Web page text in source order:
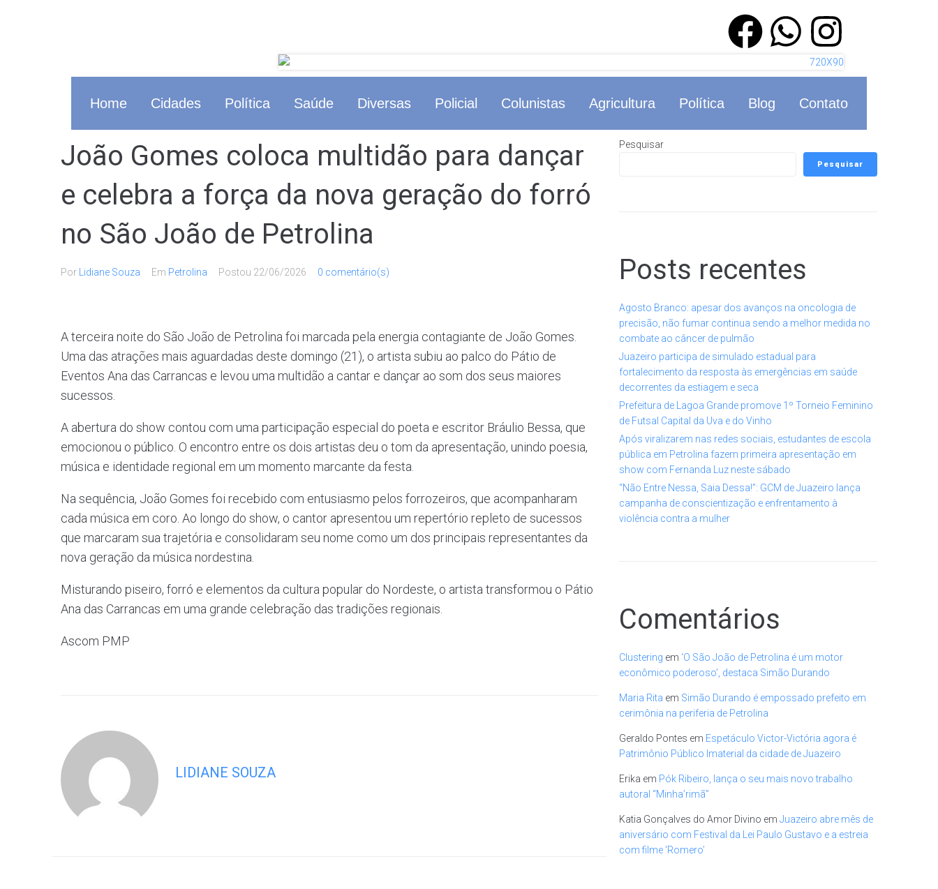
Home Cidades Política Saúde Diversas Policial Colunistas Agricultura Política Blog Contato
João Gomes coloca multidão para dançar
e celebra a força da nova geração do forró
no São João de Petrolina
Por Lidiane Souza Em Petrolina Postou 22/06/2026 0 comentário(s)
A terceira noite do São João de Petrolina foi marcada pela energia contagiante de João Gomes.
Uma das atrações mais aguardadas deste domingo (21), o artista subiu ao palco do Pátio de
Eventos Ana das Carrancas e levou uma multidão a cantar e dançar ao som dos seus maiores
sucessos.
A abertura do show contou com uma participação especial do poeta e escritor Bráulio Bessa, que
emocionou o público. O encontro entre os dois artistas deu o tom da apresentação, unindo poesia,
música e identidade regional em um momento marcante da festa.
Na sequência, João Gomes foi recebido com entusiasmo pelos forrozeiros, que acompanharam
cada música em coro. Ao longo do show, o cantor apresentou um repertório repleto de sucessos
que marcaram sua trajetória e consolidaram seu nome como um dos principais representantes da
nova geração da música nordestina.
Misturando piseiro, forró e elementos da cultura popular do Nordeste, o artista transformou o Pátio
Ana das Carrancas em uma grande celebração das tradições regionais.
Ascom PMP
LIDIANE SOUZA
Pesquisar
Pesquisar
Posts recentes
Agosto Branco: apesar dos avanços na oncologia de
precisão, não fumar continua sendo a melhor medida no
combate ao câncer de pulmão
Juazeiro participa de simulado estadual para
fortalecimento da resposta às emergências em saúde
decorrentes da estiagem e seca
Prefeitura de Lagoa Grande promove 1º Torneio Feminino
de Futsal Capital da Uva e do Vinho
Após viralizarem nas redes sociais, estudantes de escola
pública em Petrolina fazem primeira apresentação em
show com Fernanda Luz neste sábado
“Não Entre Nessa, Saia Dessa!”: GCM de Juazeiro lança
campanha de conscientização e enfrentamento à
violência contra a mulher
Comentários
Clustering em ‘O São João de Petrolina é um motor
econômico poderoso’, destaca Simão Durando
Maria Rita em Simão Durando é empossado prefeito em
cerimônia na periferia de Petrolina
Geraldo Pontes em Espetáculo Victor-Victória agora é
Patrimônio Público Imaterial da cidade de Juazeiro
Erika em Pók Ribeiro, lança o seu mais novo trabalho
autoral “Minha’rimã”
Katia Gonçalves do Amor Divino em Juazeiro abre mês de
aniversário com Festival da Lei Paulo Gustavo e a estreia
com filme ‘Romero’